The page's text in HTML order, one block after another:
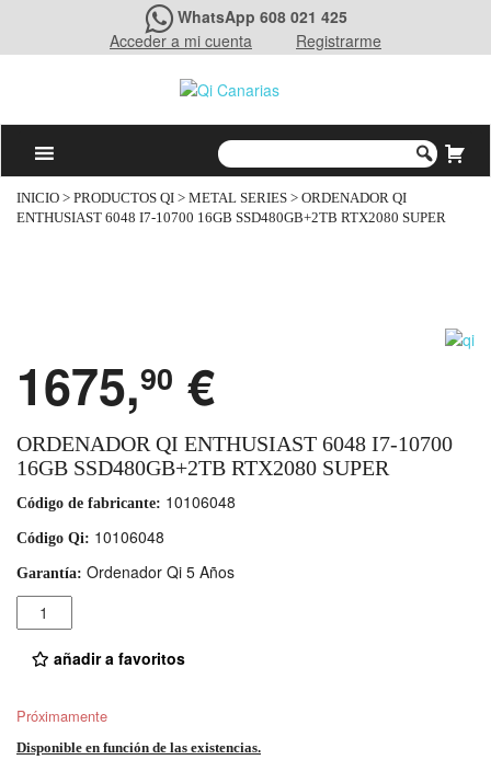
WhatsApp 608 021 425
Acceder a mi cuenta
Registrarme
INICIO > PRODUCTOS QI > METAL SERIES > ORDENADOR QI
ENTHUSIAST 6048 I7-10700 16GB SSD480GB+2TB RTX2080 SUPER
1675,90 €
ORDENADOR QI ENTHUSIAST 6048 I7-10700
16GB SSD480GB+2TB RTX2080 SUPER
Código de fabricante: 10106048
Código Qi: 10106048
Garantía: Ordenador Qi 5 Años
Cantidad
añadir a favoritos
Próximamente
Disponible en función de las existencias.